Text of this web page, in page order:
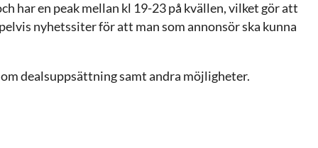
har en peak mellan kl 19-23 på kvällen, vilket gör att
nyhetssiter för att man som annonsör ska kunna
dealsuppsättning samt andra möjligheter.